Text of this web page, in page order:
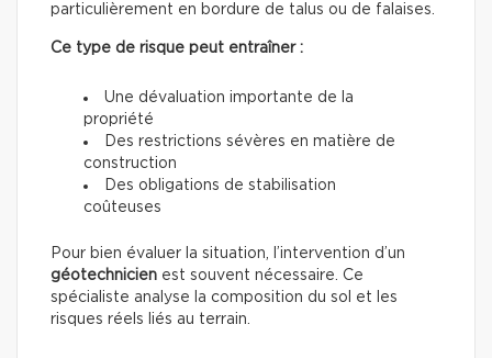
particulièrement en bordure de talus ou de falaises.
Ce type de risque peut entraîner :
Une dévaluation importante de la
propriété
Des restrictions sévères en matière de
construction
Des obligations de stabilisation
coûteuses
Pour bien évaluer la situation, l’intervention d’un
géotechnicien est souvent nécessaire. Ce
spécialiste analyse la composition du sol et les
risques réels liés au terrain.